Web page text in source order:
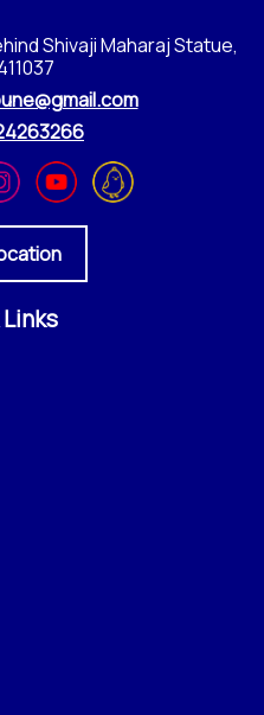
Shivaji Maharaj Statue,